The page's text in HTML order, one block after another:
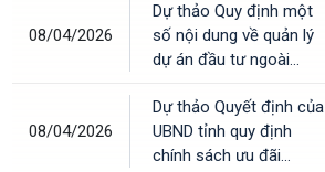
08/04/2026
Dự thảo Quy định một
số nội dung về quản lý
dự án đầu tư ngoài
tỉnh Hà Tĩnh
08/04/2026
Dự thảo Quyết định của
UBND tỉnh quy định
chính sách ưu đãi